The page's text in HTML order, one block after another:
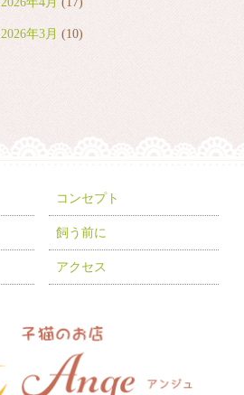
2026年3月 (10)
2025年11月
2025年10月(9)
2025年9月(2)
2025年6月(3)
(6)
2025年3月(11)
コンセプト
飼う前に
アクセス